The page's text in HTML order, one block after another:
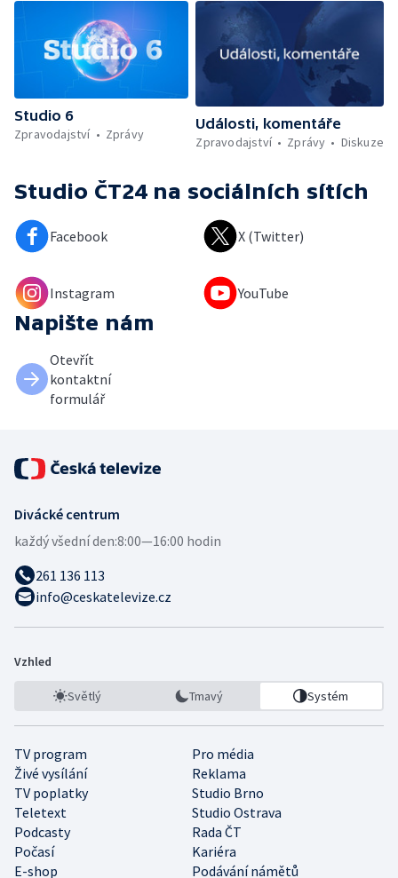
Studio 6
Zpravodajství
Zprávy
Události, komentáře
Zpravodajství
Zprávy Diskuze
Studio ČT24 na sociálních sítích
Facebook X (Twitter)
Instagram YouTube
Napište nám
Otevřít
kontaktní
formulář
Divácké centrum
každý všední den:8:00—16:00 hodin
261 136 113
info@ceskatelevize.cz
Vzhled
Světlý Tmavý Systém
TV program
Pro média
Živé vysílání
Reklama
TV poplatky
Studio Brno
Teletext
Studio Ostrava
Podcasty
Rada ČT
Počasí
Kariéra
E-shop
Podávání námětů